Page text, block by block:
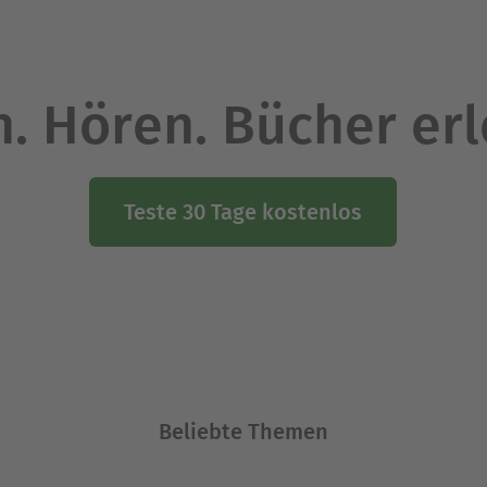
Hören. Bücher
Teste 30 Tage kostenlos
Beliebte Themen